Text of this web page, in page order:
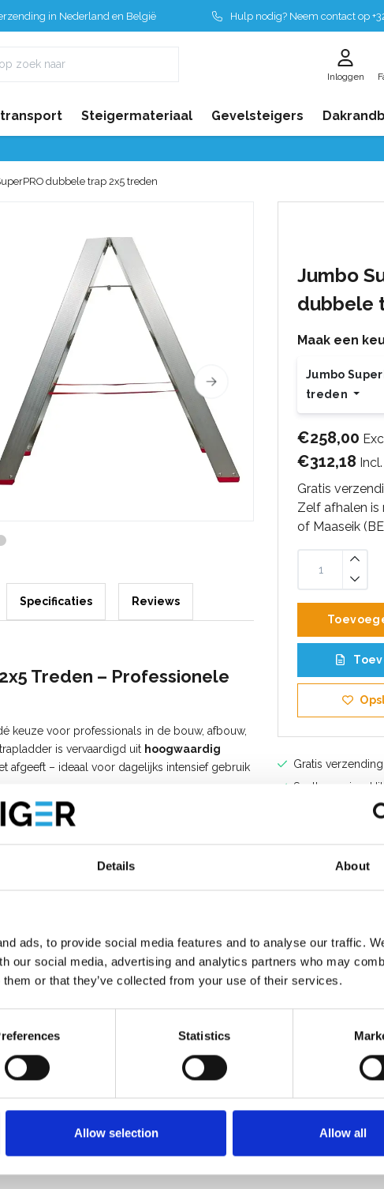
Details About
ads, to provide social media features and to analyse our traffic.
our social media, advertising and analytics partners who may
or that they’ve collected from your use of their services.
Statistics
Allow selection Allow all
in Nederland en België Hulp nodig? Neem contact op +32
Inloggen
Steigermateriaal Gevelsteigers
dubbele trap 2x5 treden
Jumbo
dubbele
Maak een
Jumbo
treden
€258,00
€312,18
Gratis
Zelf afhalen is
of Maaseik
Gratis
Snelle service.
Professioneel
Specificaties Reviews
Treden – Professionele
keuze voor professionals in de bouw, afbouw,
is vervaardigd uit hoogwaardig
afgeeft – ideaal voor dagelijks intensief gebruik
én efficiënt. De trapladder is uitgerust met
per trede
met volledig opgesloten anti-slip doppen
spreiden of inklappen, waardoor je altijd
kleurvast)
trede